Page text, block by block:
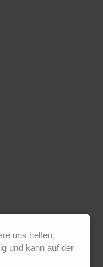
uns helfen,
und kann auf der